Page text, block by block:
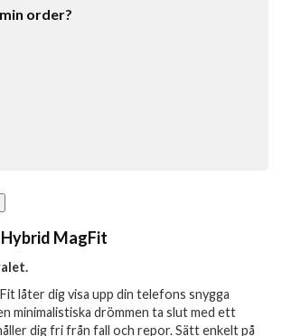
order?
MagFit
låter dig visa upp din telefons snygga
minimalistiska drömmen ta slut med ett
dig fri från fall och repor. Sätt enkelt på